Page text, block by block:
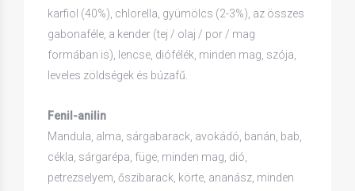
karfiol (40%), chlorella, gyümölcs (2-3%), az összes
gabonaféle, a kender (tej / olaj / por / mag
formában is), lencse, diófélék, minden mag, szója,
leveles zöldségek és búzafű.
Fenil-anilin
Mandula, alma, sárgabarack, avokádó, banán, bab,
cékla, sárgarépa, füge, minden mag, dió,
petrezselyem, őszibarack, körte, ananász, minden